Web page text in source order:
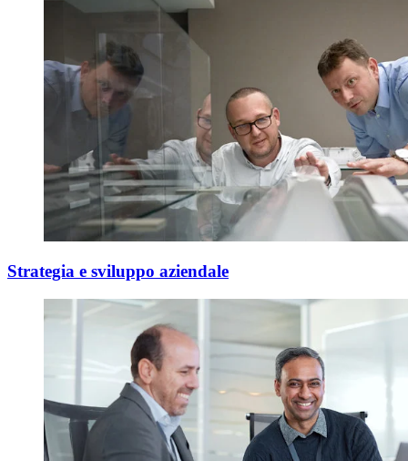
Strategia e sviluppo aziendale